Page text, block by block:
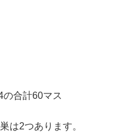
の合計60マス
は2つあります。